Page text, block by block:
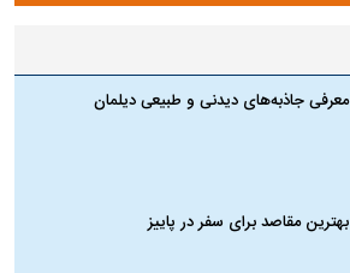
معرفی جاذبه‌های دیدنی و طبیعی دیلمان
بهترین مقاصد برای سفر در پاییز